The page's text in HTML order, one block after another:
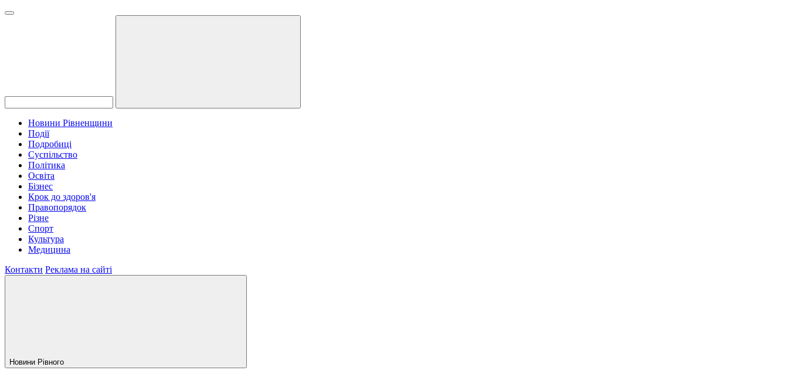
Новини Рівненщини
Події
Подробиці
Суспільство
Політика
Освіта
Бізнес
Крок до здоров'я
Правопорядок
Різне
Спорт
Культура
Медицина
Контакти Реклама на сайті
Новини Рiвного